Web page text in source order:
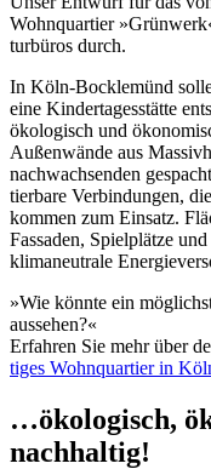
Wohnquartier
tur­büros durch.
In Köln-Bocklemünd
eine Kinder­ta­ges­stätte
ökolo­gisch und
Außen­wände aus
nach­wach­senden
tierbare Verbin­dungen,
kommen zum Einsatz.
Fassaden, Spiel­plätze
klima­neu­trale
»Wie könnte ein
aussehen?«
Erfahren Sie mehr über
tiges Wohnquartier in
…ökolo­gisch,
nachhaltig!